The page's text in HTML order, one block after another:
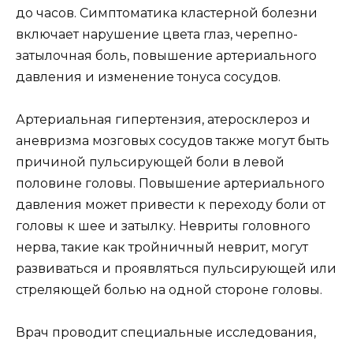
до часов. Симптоматика кластерной болезни
включает нарушение цвета глаз, черепно-
затылочная боль, повышение артериального
давления и изменение тонуса сосудов.
Артериальная гипертензия, атеросклероз и
аневризма мозговых сосудов также могут быть
причиной пульсирующей боли в левой
половине головы. Повышение артериального
давления может привести к переходу боли от
головы к шее и затылку. Невриты головного
нерва, такие как тройничный неврит, могут
развиваться и проявляться пульсирующей или
стреляющей болью на одной стороне головы.
Врач проводит специальные исследования,